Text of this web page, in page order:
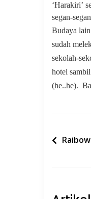
‘Harakiri’
segan-
Budaya
sudah
sekolah-
hotel
(he..he).
Post